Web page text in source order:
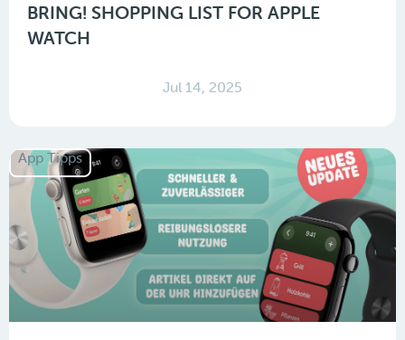
BRING! SHOPPING LIST FOR APPLE
WATCH
Jul 14, 2025
App Tipps